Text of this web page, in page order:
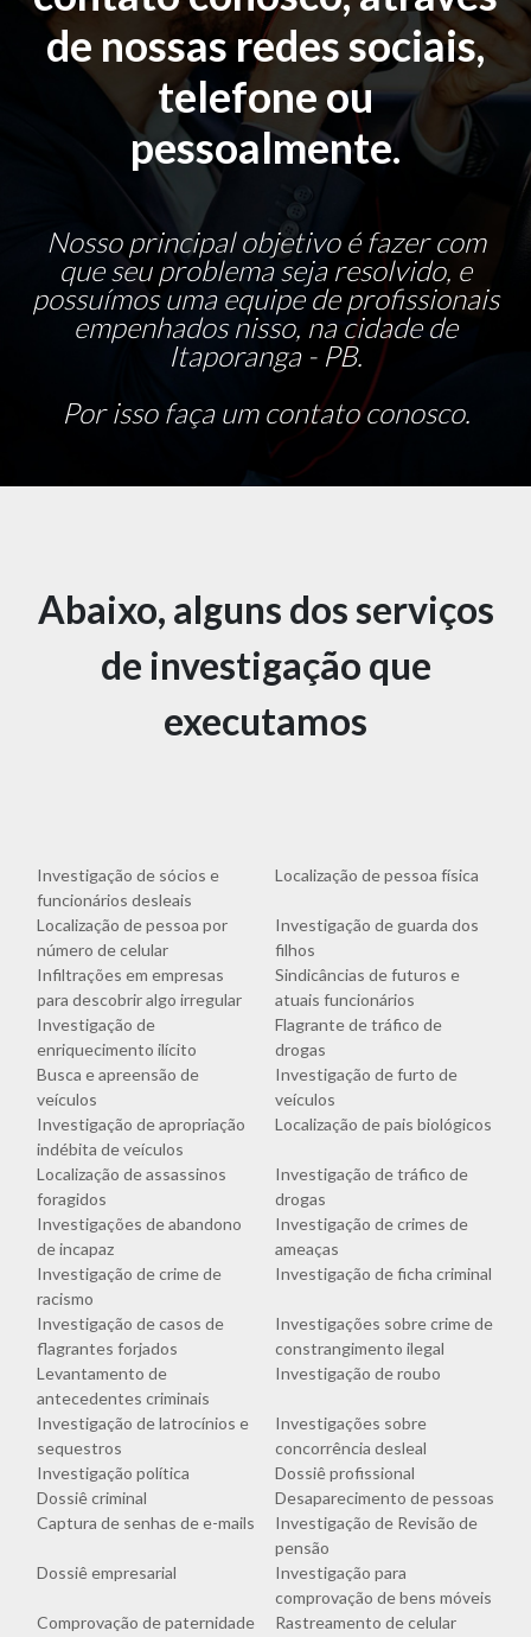
de nossas redes sociais,
telefone ou
pessoalmente.
Nosso principal objetivo é fazer com
que seu problema seja resolvido, e
possuímos uma equipe de profissionais
empenhados nisso, na cidade de
Itaporanga - PB.
Por isso faça um contato conosco.
Abaixo, alguns dos serviços
de investigação que
executamos
Investigação de sócios e
funcionários desleais
Localização de pessoa física
Localização de pessoa por
número de celular
Investigação de guarda dos
filhos
Infiltrações em empresas
para descobrir algo irregular
Sindicâncias de futuros e
atuais funcionários
Investigação de
enriquecimento ilícito
Flagrante de tráfico de
drogas
Busca e apreensão de
veículos
Investigação de furto de
veículos
Investigação de apropriação
indébita de veículos
Localização de pais biológicos
Localização de assassinos
foragidos
Investigação de tráfico de
drogas
Investigações de abandono
de incapaz
Investigação de crimes de
ameaças
Investigação de crime de
racismo
Investigação de ficha criminal
Investigação de casos de
flagrantes forjados
Investigações sobre crime de
constrangimento ilegal
Levantamento de
antecedentes criminais
Investigação de roubo
Investigação de latrocínios e
sequestros
Investigações sobre
concorrência desleal
Investigação política
Dossiê profissional
Dossiê criminal
Desaparecimento de pessoas
Captura de senhas de e-mails
Investigação de Revisão de
pensão
Dossiê empresarial
Investigação para
comprovação de bens móveis
Comprovação de paternidade
Rastreamento de celular